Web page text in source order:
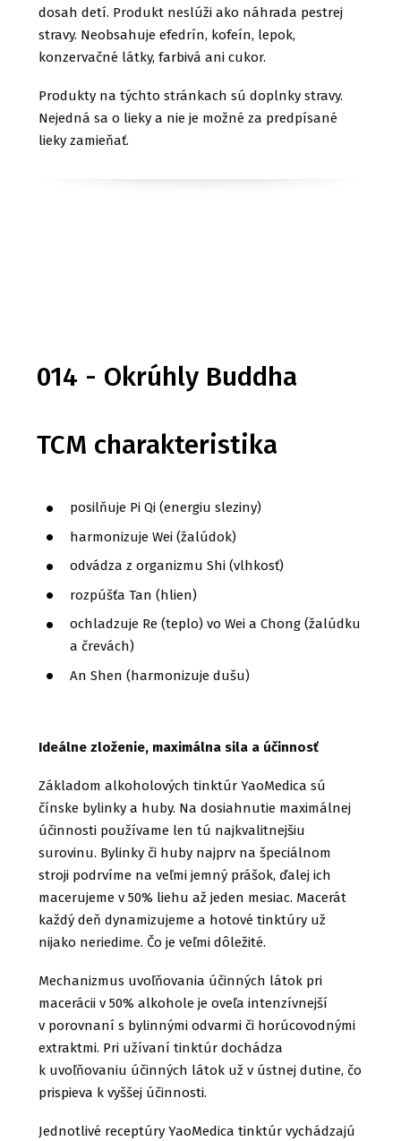
dosah detí. Produkt neslúži ako náhrada pestrej
stravy. Neobsahuje efedrín, kofeín, lepok,
konzervačné látky, farbivá ani cukor.
Produkty na týchto stránkach sú doplnky stravy.
Nejedná sa o lieky a nie je možné za predpísané
lieky zamieňať.
014 - Okrúhly Buddha
TCM charakteristika
posilňuje Pi Qi (energiu sleziny)
harmonizuje Wei (žalúdok)
odvádza z organizmu Shi (vlhkosť)
rozpúšťa Tan (hlien)
ochladzuje Re (teplo) vo Wei a Chong (žalúdku
a črevách)
An Shen (harmonizuje dušu)
Ideálne zloženie, maximálna sila a účinnosť
Základom alkoholových tinktúr YaoMedica sú
čínske bylinky a huby. Na dosiahnutie maximálnej
účinnosti používame len tú najkvalitnejšiu
surovinu. Bylinky či huby najprv na špeciálnom
stroji podrvíme na veľmi jemný prášok, ďalej ich
macerujeme v 50% liehu až jeden mesiac. Macerát
každý deň dynamizujeme a hotové tinktúry už
nijako neriedime. Čo je veľmi dôležité.
Mechanizmus uvoľňovania účinných látok pri
macerácii v 50% alkohole je oveľa intenzívnejší
v porovnaní s bylinnými odvarmi či horúcovodnými
extraktmi. Pri užívaní tinktúr dochádza
k uvoľňovaniu účinných látok už v ústnej dutine, čo
prispieva k vyššej účinnosti.
Jednotlivé receptúry YaoMedica tinktúr vychádzajú